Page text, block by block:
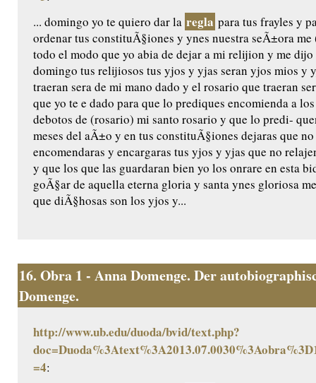
... domingo yo te quiero dar la regla para tus frayles y
ordenar tus constituÃ§iones y ynes nuestra seÃ±ora
todo el modo que yo abia de dejar a mi relijion y me
domingo tus relijiosos tus yjos y yjas seran yjos mios y
traeran sera de mi mano dado y el rosario que traeran
que yo te e dado para que lo prediques encomienda a
debotos de (rosario) mi santo rosario y que lo predi-
meses del aÃ±o y en tus constituÃ§iones dejaras que
encomendaras y encargaras tus yjos y yjas que no
y que los que las guardaran bien yo los onrare en esta
goÃ§ar de aquella eterna gloria y santa ynes gloriosa
que diÃ§hosas son los yjos y...
16. Obra 1 - Anna Domenge. Der
Domenge.
http://www.ub.edu/duoda/bvid/text.php?
=4: